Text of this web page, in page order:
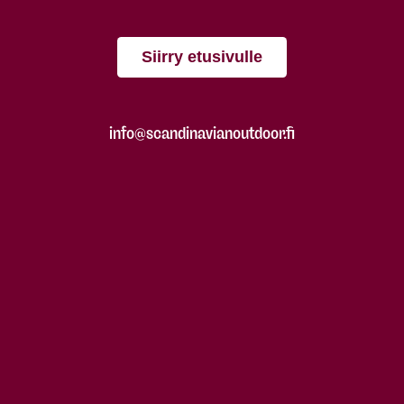
Siirry etusivulle
info@scandinavianoutdoor.fi